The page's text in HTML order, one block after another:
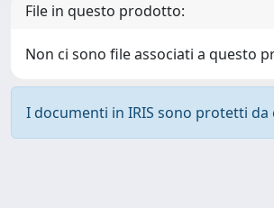
File in questo prodotto:
Non ci sono file associati a questo
I documenti in IRIS sono protetti